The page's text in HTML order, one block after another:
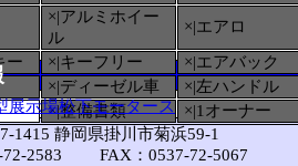
×|アルミホイー
ル
×|エアロ
ー
×|キーフリー
×|エアバック
×|ディーゼル車
×|左ハンドル
×|整備書類 ×|1オーナー
展示場松下モータース
1415 静岡県掛川市菊浜59-1
72-2583 FAX：0537-72-5067